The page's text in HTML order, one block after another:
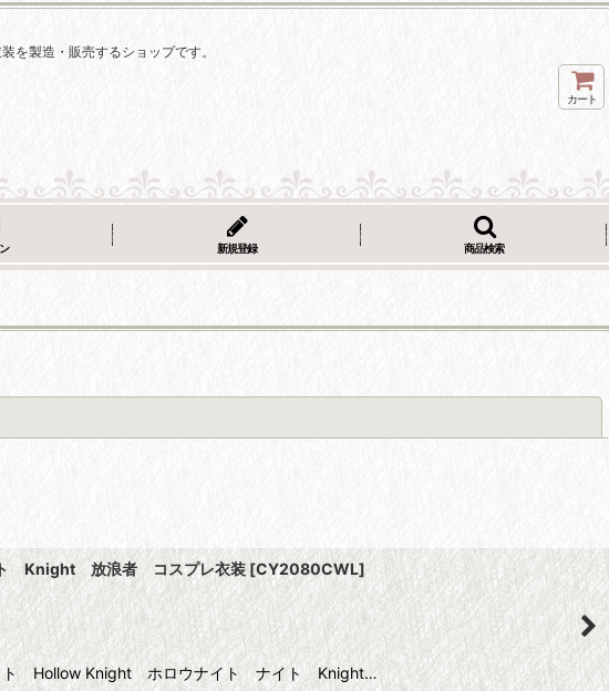
を製造・販売するショップです。
カート
新規登録 商品検索
Knight 放浪者 コスプレ衣装[CY2080CWL]
ト Hollow Knight ホロウナイト ナイト Knight…